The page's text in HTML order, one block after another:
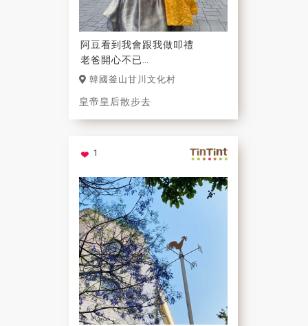
阿豆看到我會跟我做叩禮
老爸開心不已
老媽也風趣的說
張氏幽默文哈哈
韓國釜山甘川文化村
皇帝皇后散步去
1